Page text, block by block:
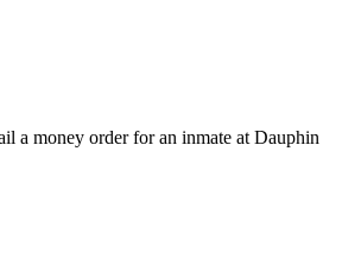
a money order for an inmate at Dauphin